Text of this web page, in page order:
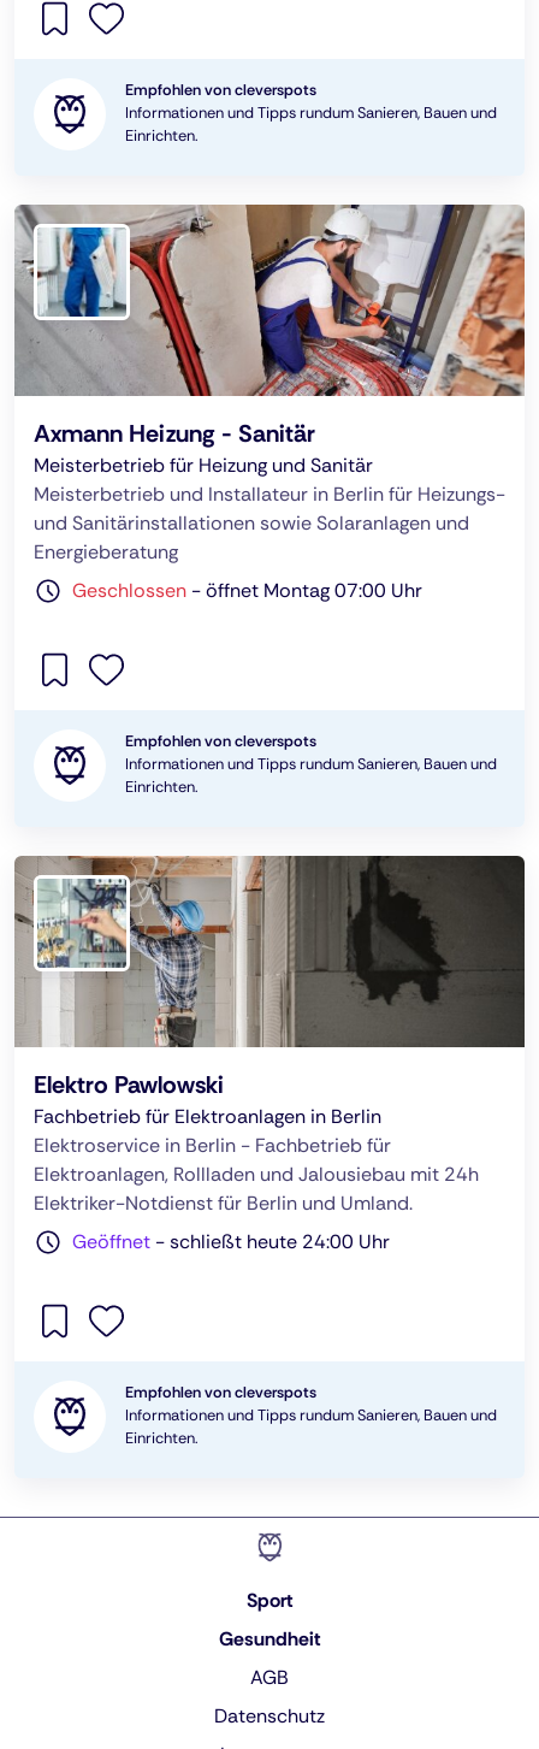
Empfohlen von cleverspots
Informationen und Tipps rundum Sanieren, Bauen und
Einrichten.
Axmann Heizung - Sanitär
Meisterbetrieb für Heizung und Sanitär
Meisterbetrieb und Installateur in Berlin für Heizungs-
und Sanitärinstallationen sowie Solaranlagen und
Energieberatung
Geschlossen -öffnet Montag 07:00 Uhr
Empfohlen von cleverspots
Informationen und Tipps rundum Sanieren, Bauen und
Einrichten.
Elektro Pawlowski
Fachbetrieb für Elektroanlagen in Berlin
Elektroservice in Berlin - Fachbetrieb für
Elektroanlagen, Rollladen und Jalousiebau mit 24h
Elektriker-Notdienst für Berlin und Umland.
Geöffnet -schließt heute 24:00 Uhr
Empfohlen von cleverspots
Informationen und Tipps rundum Sanieren, Bauen und
Einrichten.
Sport
Gesundheit
AGB
Datenschutz